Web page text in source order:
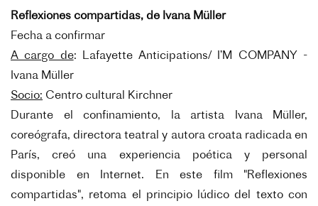
Reflexiones compartidas, de Ivana Müller
Fecha a confirmar
A cargo de:
Lafayette Anticipations/ I’M COMPANY -
Ivana Müller
Socio: Centro cultural Kirchner
Durante el confinamiento, la artista Ivana Müller,
coreógrafa, directora teatral y autora croata radicada en
París, creó una experiencia poética y personal
disponible en Internet. En este film "Reflexiones
compartidas", retoma el principio lúdico del texto con